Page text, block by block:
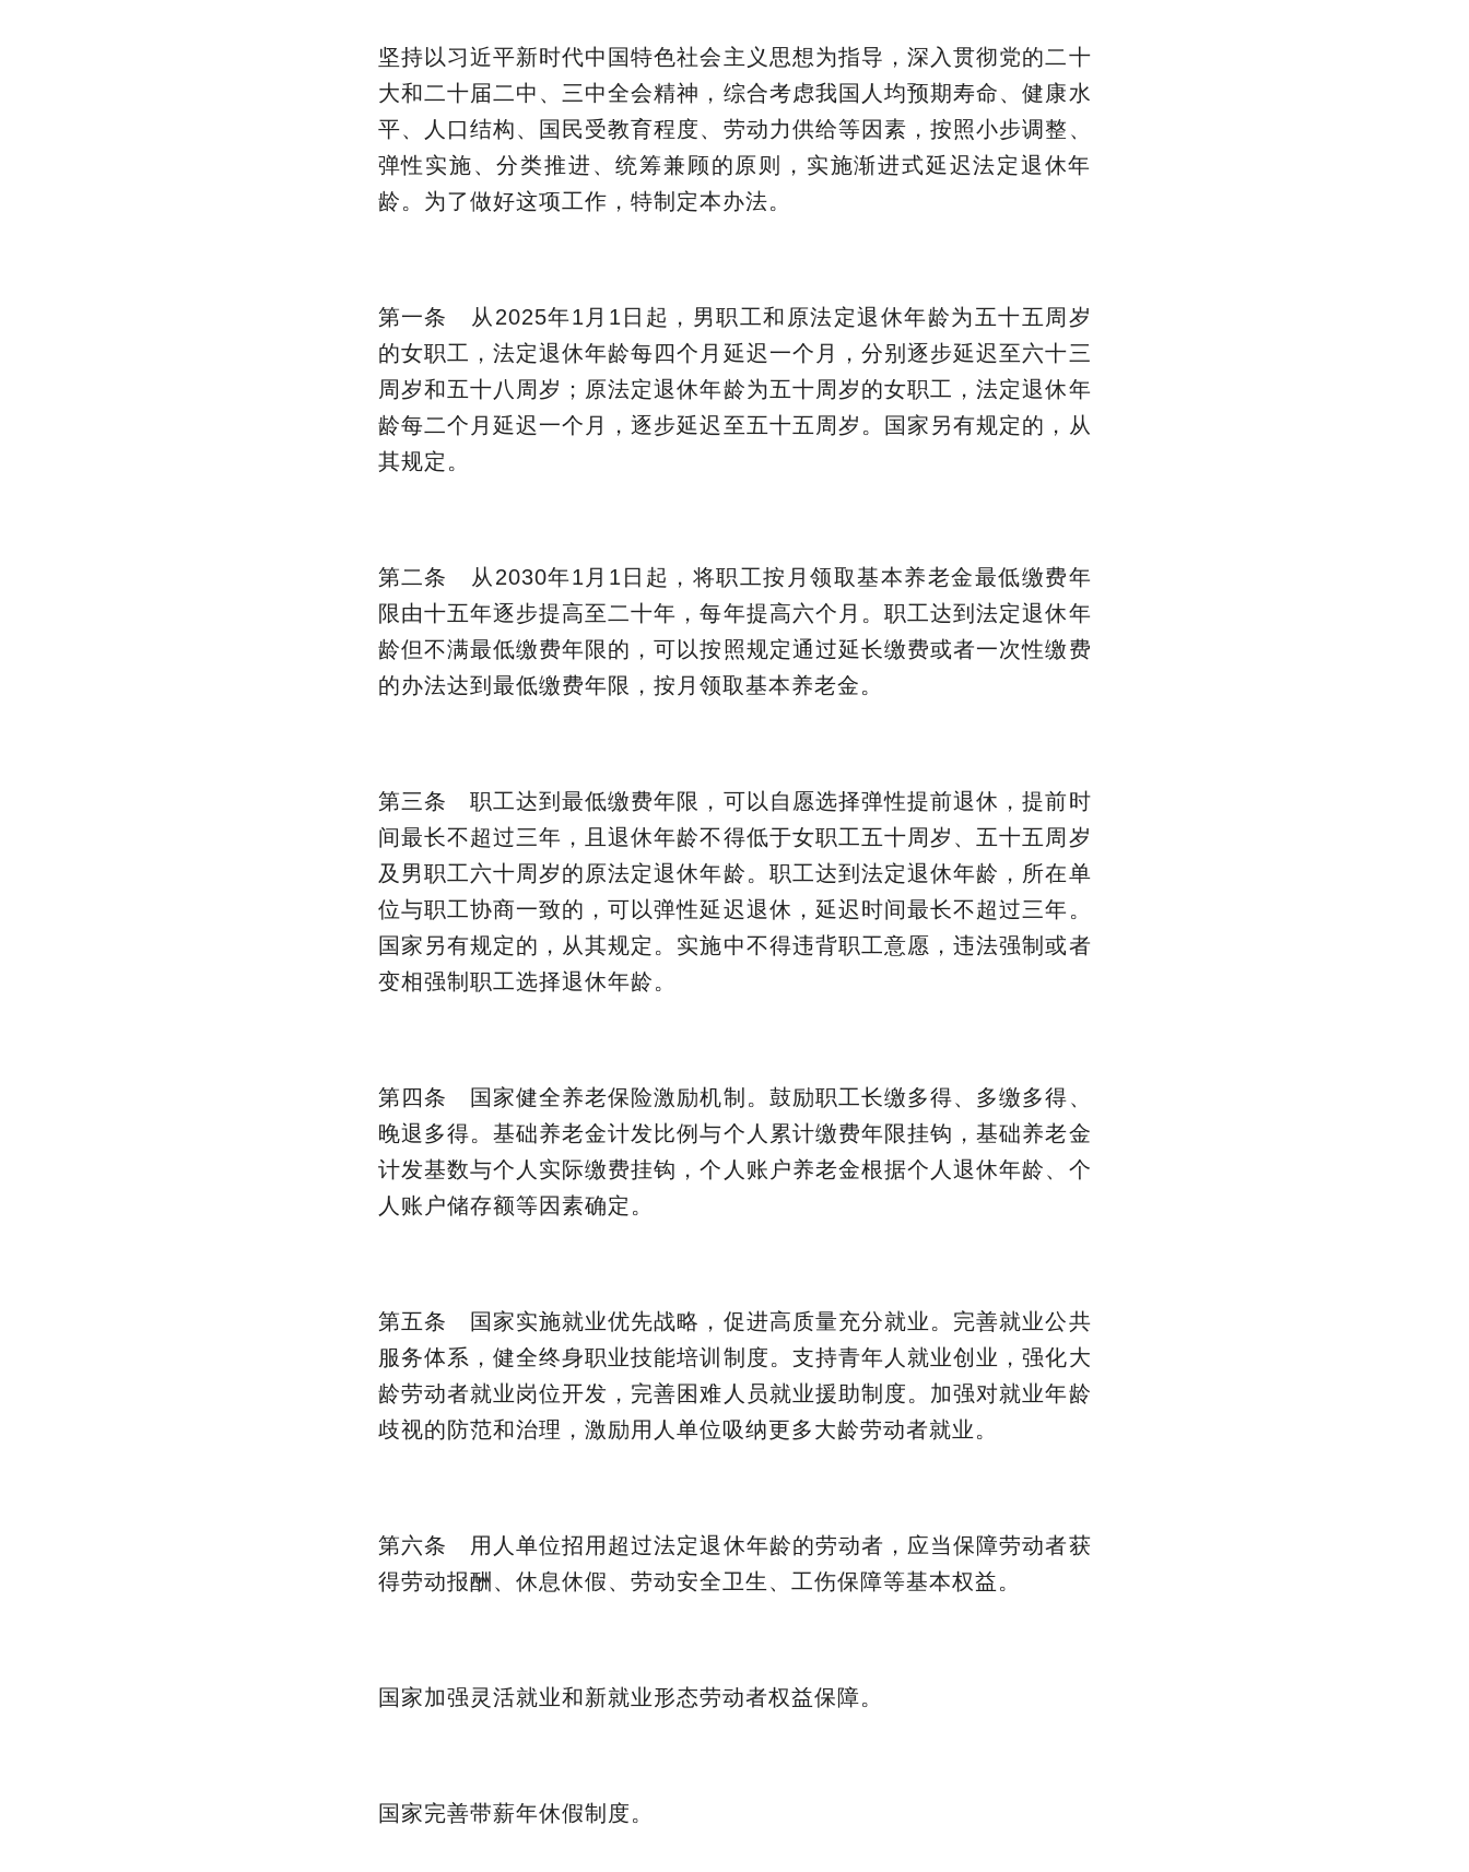
坚持以习近平新时代中国特色社会主义思想为指导，深入贯彻党的二十
大和二十届二中、三中全会精神，综合考虑我国人均预期寿命、健康水
平、人口结构、国民受教育程度、劳动力供给等因素，按照小步调整、
弹性实施、分类推进、统筹兼顾的原则，实施渐进式延迟法定退休年
龄。为了做好这项工作，特制定本办法。
第一条 从2025年1月1日起，男职工和原法定退休年龄为五十五周岁
的女职工，法定退休年龄每四个月延迟一个月，分别逐步延迟至六十三
周岁和五十八周岁；原法定退休年龄为五十周岁的女职工，法定退休年
龄每二个月延迟一个月，逐步延迟至五十五周岁。国家另有规定的，从
其规定。
第二条 从2030年1月1日起，将职工按月领取基本养老金最低缴费年
限由十五年逐步提高至二十年，每年提高六个月。职工达到法定退休年
龄但不满最低缴费年限的，可以按照规定通过延长缴费或者一次性缴费
的办法达到最低缴费年限，按月领取基本养老金。
第三条 职工达到最低缴费年限，可以自愿选择弹性提前退休，提前时
间最长不超过三年，且退休年龄不得低于女职工五十周岁、五十五周岁
及男职工六十周岁的原法定退休年龄。职工达到法定退休年龄，所在单
位与职工协商一致的，可以弹性延迟退休，延迟时间最长不超过三年。
国家另有规定的，从其规定。实施中不得违背职工意愿，违法强制或者
变相强制职工选择退休年龄。
第四条 国家健全养老保险激励机制。鼓励职工长缴多得、多缴多得、
晚退多得。基础养老金计发比例与个人累计缴费年限挂钩，基础养老金
计发基数与个人实际缴费挂钩，个人账户养老金根据个人退休年龄、个
人账户储存额等因素确定。
第五条 国家实施就业优先战略，促进高质量充分就业。完善就业公共
服务体系，健全终身职业技能培训制度。支持青年人就业创业，强化大
龄劳动者就业岗位开发，完善困难人员就业援助制度。加强对就业年龄
歧视的防范和治理，激励用人单位吸纳更多大龄劳动者就业。
第六条 用人单位招用超过法定退休年龄的劳动者，应当保障劳动者获
得劳动报酬、休息休假、劳动安全卫生、工伤保障等基本权益。
国家加强灵活就业和新就业形态劳动者权益保障。
国家完善带薪年休假制度。